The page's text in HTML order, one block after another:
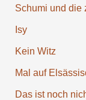
Schumi und die
Isy
Kein Witz
Mal auf
Das ist noch